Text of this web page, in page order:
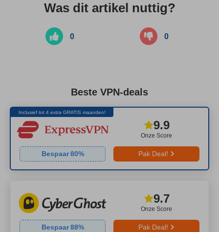
Was dit artikel nuttig?
0 0
Beste VPN-deals
Inclusief tot 4 extra GRATIS maanden!
Onze Score
9.9
Bespaar 80% Pak Deal!
Onze Score
9.7
Bespaar 88% Pak Deal!